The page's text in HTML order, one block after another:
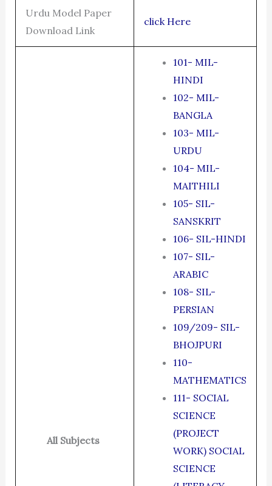
Urdu Model Paper
Download Link
click Here
All Subjects
101- MIL-
HINDI
102- MIL-
BANGLA
103- MIL-
URDU
104- MIL-
MAITHILI
105- SIL-
SANSKRIT
106- SIL-HINDI
107- SIL-
ARABIC
108- SIL-
PERSIAN
109/209- SIL-
BHOJPURI
110-
MATHEMATICS
111- SOCIAL
SCIENCE
(PROJECT
WORK) SOCIAL
SCIENCE